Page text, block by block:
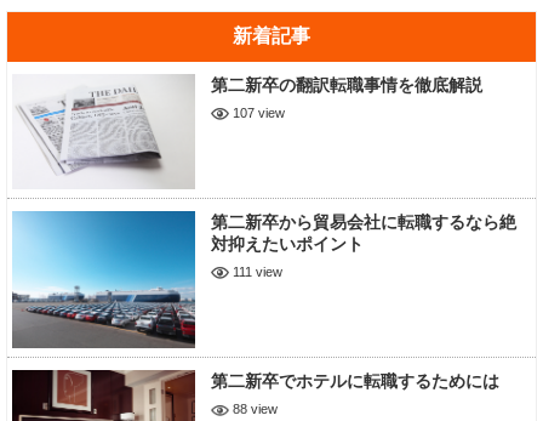
新着記事
第二新卒の翻訳転職事情を徹底解説
107 view
第二新卒から貿易会社に転職するなら絶
対抑えたいポイント
111 view
第二新卒でホテルに転職するためには
88 view